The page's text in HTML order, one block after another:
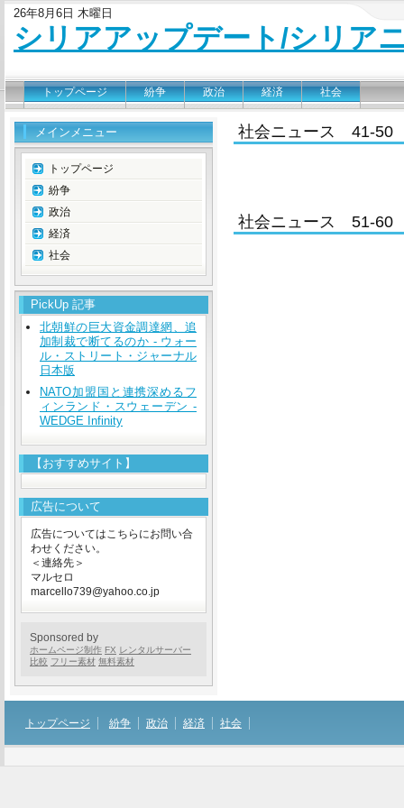
26年8月6日 木曜日
シリアアップデート/シリア
トップページ 紛争 政治 経済 社会
社会ニュース 41-50
社会ニュース 51-60
メインメニュー
トップページ
紛争
政治
経済
社会
PickUp 記事
北朝鮮の巨大資金調達網、追
加制裁で断てるのか - ウォー
ル・ストリート・ジャーナル
日本版
NATO加盟国と連携深めるフ
ィンランド・スウェーデン -
WEDGE Infinity
【おすすめサイト】
広告について
広告についてはこちらにお問い合
わせください。
＜連絡先＞
マルセロ
marcello739@yahoo.co.jp
Sponsored by
ホームページ制作 FX レンタルサーバー
比較 フリー素材 無料素材
トップページ 紛争 政治 経済 社会